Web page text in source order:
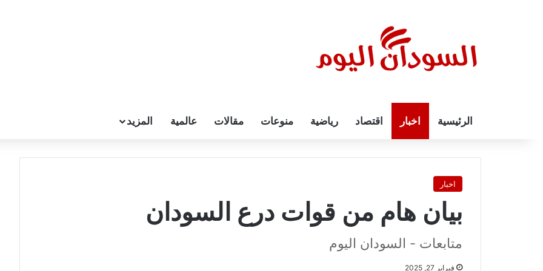
الرئيسية اخبار اقتصاد رياضية منوعات مقالات عالمية المزيد
اخبار
بيان هام من قوات درع السودان
متابعات - السودان اليوم
فبراير 27, 2025